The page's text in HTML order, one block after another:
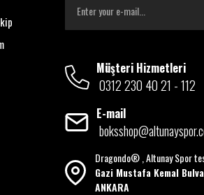
Müşteri Hizmetleri
0312 230 40 21 - 112
E-mail
Dragondo® , Altunay Spor
Gazi Mustafa Kemal
ANKARA